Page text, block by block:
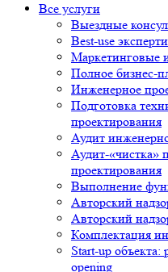
Все услуги
Выездные
Best-use
Маркетинговые
Полное бизнес-
Инженерное
Подготовка
проектирования
Аудит
Аудит-«чистка»
проектирования
Выполнение
Авторский
Авторский
Комплектация
Start-up объекта:
opening